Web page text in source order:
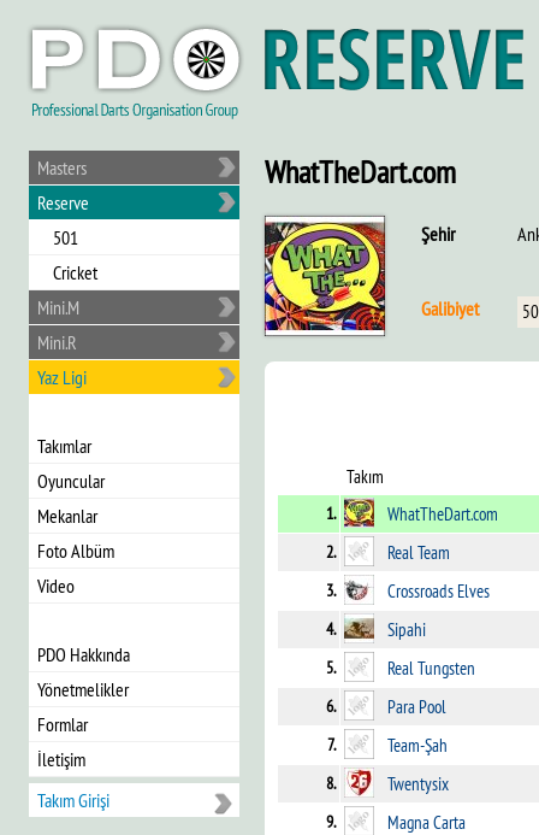
Masters
Reserve
501
Cricket
Mini.M
Mini.R
Yaz Ligi
Takımlar
Oyuncular
Mekanlar
Foto Albüm
Video
PDO Hakkında
Yönetmelikler
Formlar
İletişim
Takım Girişi
WhatTheDart.com
Şehir
Galibiyet
Takım
1. WhatTheDart.com
2. Real Team
3. Crossroads Elves
4. Sipahi
5. Real Tungsten
6. Para Pool
7. Team-Şah
8. Twentysix
9. Magna Carta